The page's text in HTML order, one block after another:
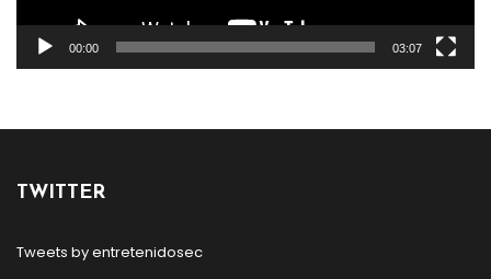
00:00 03:07
TWITTER
Tweets by entretenidosec